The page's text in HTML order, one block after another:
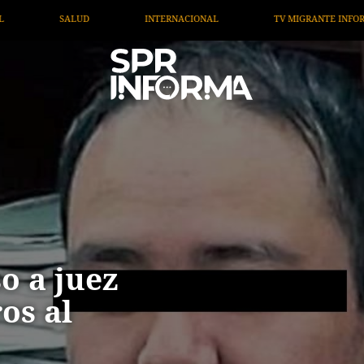
TV MIGRANTE INFORMA OPINIÓN ARTÍCULOS
a juez
al